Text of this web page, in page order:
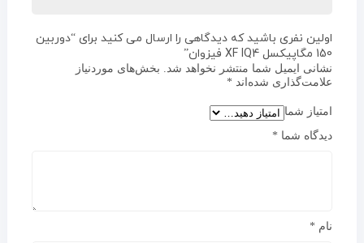
اولین نفری باشید که دیدگاهی را ارسال می کنید برای “دوربین
150 مگاپیکسل XF IQ4 فیزوان”
نشانی ایمیل شما منتشر نخواهد شد.
بخش‌های موردنیاز
علامت‌گذاری شده‌اند *
امتیاز شما
دیدگاه شما *
نام *